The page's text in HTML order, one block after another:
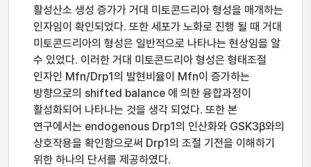
활성산소 생성 증가가 거대 미토콘드리아 형성을 매개하는
인자임이 확인되었다. 또한 세포가 노화로 진행 될 때 거대
미토콘드리아의 형성은 일반적으로 나타나는 현상임을 알
수 있었다. 이러한 거대 미토콘드리아 형성은 형태조절
인자인 Mfn/Drp1의 발현비율이 Mfn이 증가하는
방향으로의 shifted balance 에 의한 융합과정이
활성화되어 나타나는 것을 생각 되었다. 또한 본
연구에서는 endogenous Drp1의 인산화와 GSK3β와의
상호작용을 확인함으로써 Drp1의 조절 기전을 이해하기
위한 하나의 단서를 제공하였다.